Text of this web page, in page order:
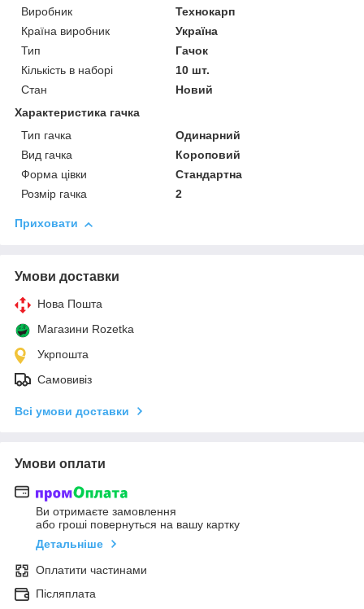
Виробник
Технокарп
Країна виробник
Україна
Тип
Гачок
Кількість в наборі
10 шт.
Стан
Новий
Характеристика гачка
Тип гачка
Одинарний
Вид гачка
Короповий
Форма цівки
Стандартна
Розмір гачка
2
Приховати
Умови доставки
Нова Пошта
Магазини Rozetka
Укрпошта
Самовивіз
Всі умови доставки
Умови оплати
Ви отримаєте замовлення
або гроші повернуться на вашу картку
Детальніше
Оплатити частинами
Післяплата